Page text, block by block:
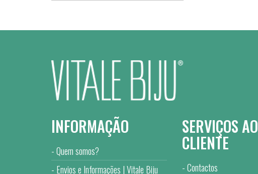
INFORMAÇÃO
Quem somos?
Envios e Informações | Vitale Biju
SERVIÇOS AO
CLIENTE
Contactos